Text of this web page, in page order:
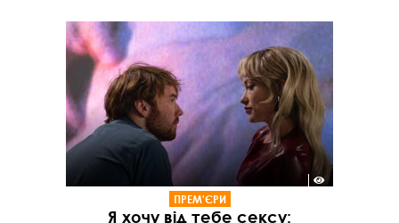
ПРЕМ'ЄРИ
Я хочу від тебе сексу: